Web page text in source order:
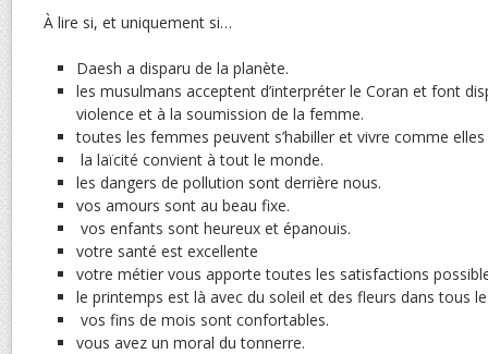
À lire si, et uniquement si…
Daesh a disparu de la planète.
les musulmans acceptent d’interpréter le Coran et font
violence et à la soumission de la femme.
toutes les femmes peuvent s’habiller et vivre comme
la laïcité convient à tout le monde.
les dangers de pollution sont derrière nous.
vos amours sont au beau fixe.
vos enfants sont heureux et épanouis.
votre santé est excellente
votre métier vous apporte toutes les satisfactions
le printemps est là avec du soleil et des fleurs dans tous
vos fins de mois sont confortables.
vous avez un moral du tonnerre.